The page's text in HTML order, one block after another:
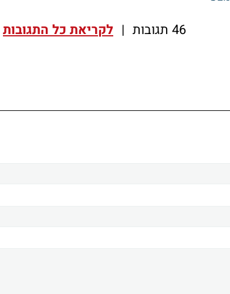
46 תגובות | לקריאת כל התגובות